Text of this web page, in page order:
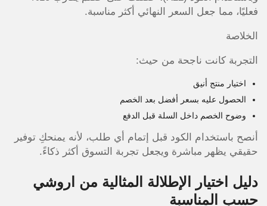
فعليًا، مما جعل السعر النهائي أكثر مناسبة.
الخلاصة
التجربة كانت ناجحة من حيث:
اختيار منتج أنيق
الحصول عليه بسعر أفضل بعد الخصم
وضوح الخصم داخل السلة قبل الدفع
أنصح باستخدام الكود قبل إتمام أي طلب، لأنه يمنحكِ توفير
حقيقي يظهر مباشرة ويجعل تجربة التسوق أكثر ذكاءً.
دليل اختيار الإطلالة المثالية من اروشي
حسب المناسبة